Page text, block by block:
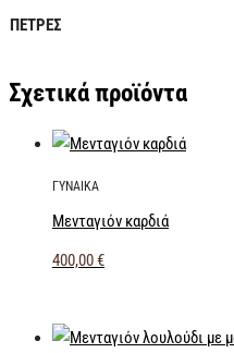
ΠΕΤΡΕΣ
Σχετικά προϊόντα
ΓΥΝΑΙΚΑ
Μενταγιόν καρδιά
400,00€